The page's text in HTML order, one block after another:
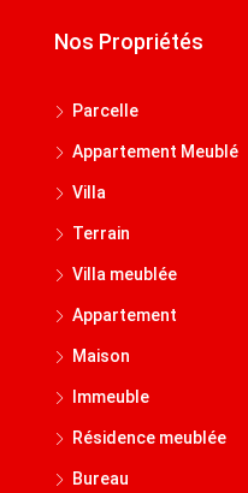
Nos Propriétés
Parcelle
Appartement Meublé
Villa
Terrain
Villa meublée
Appartement
Maison
Immeuble
Résidence meublée
Bureau